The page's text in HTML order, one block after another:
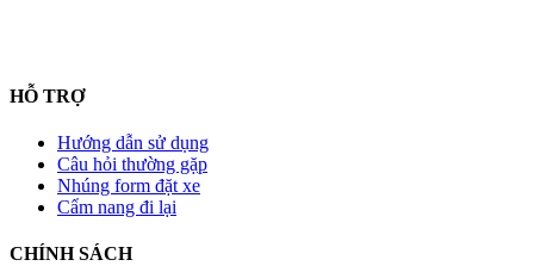
HỖ TRỢ
Hướng dẫn sử dụng
Câu hỏi thường gặp
Nhúng form đặt xe
Cẩm nang đi lại
CHÍNH SÁCH